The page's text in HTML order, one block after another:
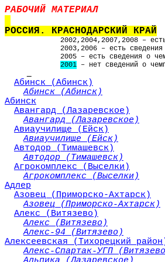
РАБОЧИЙ МАТЕРИАЛ
РОССИЯ. КРАСНОДАРСКИЙ КРАЙ
2002,2004,2007,2008 –
2003,2006 – есть
2005 – есть сведения о
2001– нет сведений о
Абинск (Абинск)
Абинск (Абинск)
Абинск
Авангард (Лазаревское)
Авангард (Лазаревское)
Авиаучилище (Ейск)
Авиаучилище (Ейск)
Автодор (Тимашевск)
Автодор (Тимашевск)
Агрокомплекс (Выселки)
Агрокомплекс (Выселки)
Адлер
Азовец (Приморско-Ахтарск)
Азовец (Приморско-Ахтарск)
Алекс (Витязево)
Алекс (Витязево)
Алекс-94 (Витязево)
Алексеевская (Тихорецкий
Алекс-Спартак-УГП